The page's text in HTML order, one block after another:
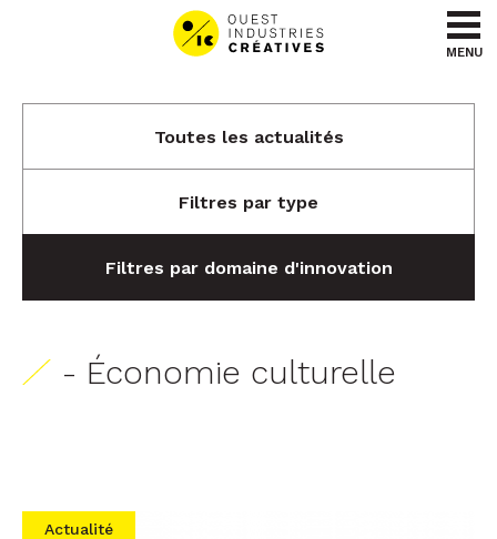
Aller au menu
Aller au contenu
MENU
Toutes les actualités
Filtres par type
Filtres par domaine d'innovation
- Économie culturelle
Actualité